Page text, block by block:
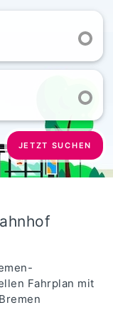
JETZT SUCHEN
Fahrplan mit